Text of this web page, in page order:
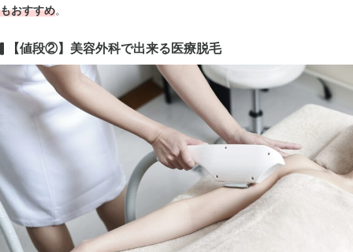
もおすすめ。
【値段②】美容外科で出来る医療脱毛